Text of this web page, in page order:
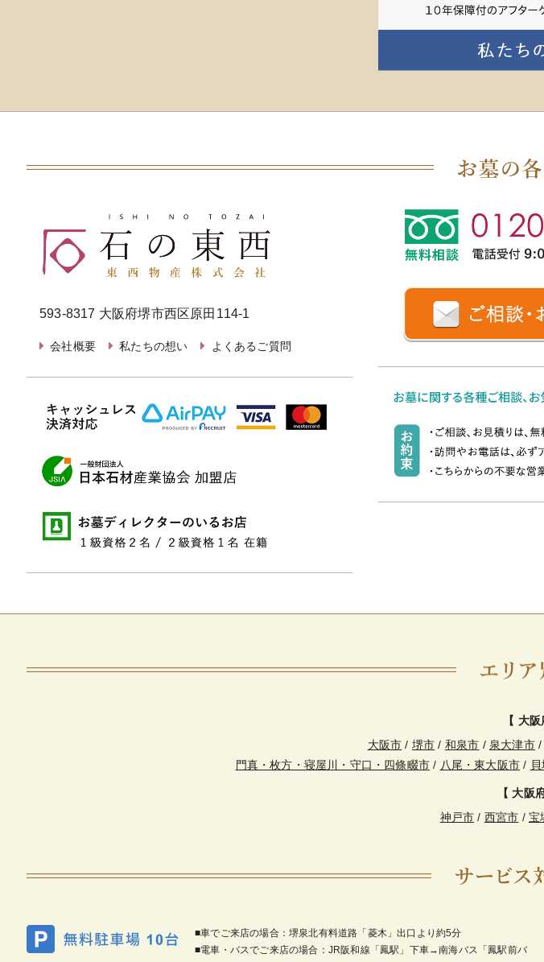
593-8317 大阪府堺市西区原田114-1
会社概要 私たちの想い よくあるご質問
【 大阪
大阪市 / 堺市 / 和泉市 / 泉大津市/
門真・枚方・寝屋川・守口・四條畷市/ 八尾・東大阪市/
【 大阪
神戸市 / 西宮市 / 宝
■車でご来店の場合：堺泉北有料道路「菱木」出口より約5分
■電車・バスでご来店の場合：JR阪和線「鳳駅」下車→南海バス「鳳駅前バ